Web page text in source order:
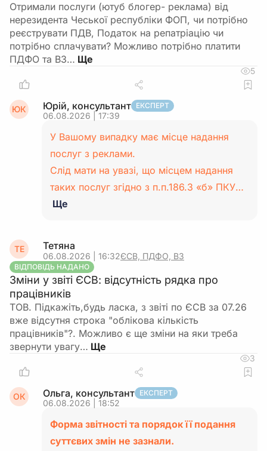
Отримали послуги (ютуб блогер- реклама) від
нерезидента Чеської республіки ФОП, чи потрібно
реєструвати ПДВ, Податок на репатріацію чи
потрібно сплачувати? Можливо потрібно платити
ПДФО та ВЗ…
5
ЮК Юрій, консультант ЕКСПЕРТ
06.08.2026 | 17:39
У Вашому випадку має місце надання
послуг з реклами.
Слід мати на увазі, що місцем надання
таких послуг згідно з п.п.186.3 «б» ПКУ…
Ще
ТЕ Тетяна
06.08.2026 | 16:32ЄСВ, ПДФО, ВЗ
ВІДПОВІДЬ НАДАНО
Зміни у звіті ЄСВ: відсутність рядка про
працівників
ТОВ. Підкажіть,будь ласка, з звіті по ЄСВ за 07.26
вже відсутня строка "облікова кількість
працівників"?. Можливо є ще зміни на яки треба
звернути увагу…
3
ОК Ольга, консультант ЕКСПЕРТ
06.08.2026 | 18:52
Форма звітності та порядок її подання
суттєвих змін не зазнали.